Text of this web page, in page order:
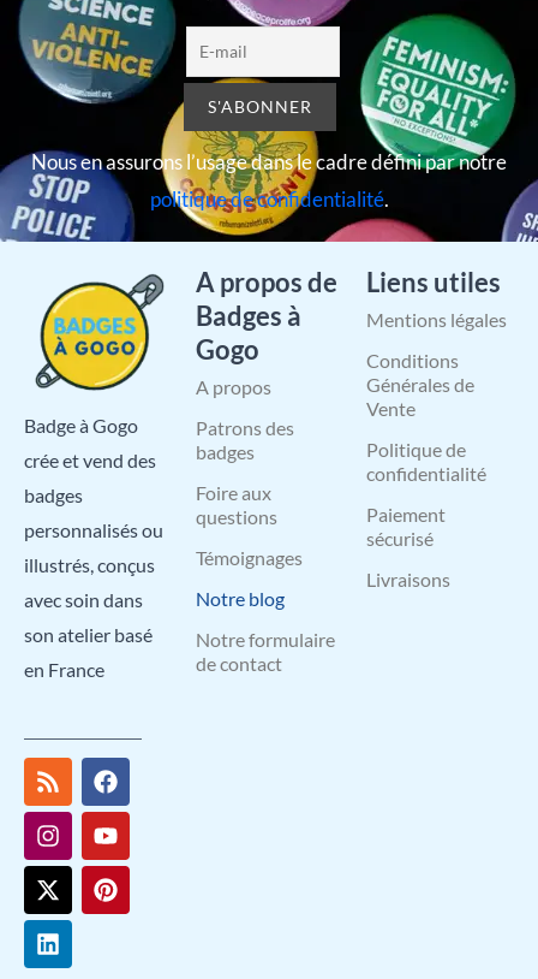
Nous en assurons l’usage dans le cadre défini par notre
politique de confidentialité.
Badge à Gogo
crée et vend des
badges
personnalisés ou
illustrés, conçus
avec soin dans
son atelier basé
en France
R
s
s
F
a
c
e
b
o
o
I
n
s
t
a
g
r
a
m
Y
o
u
t
u
b
e
X
-
t
w
i
t
t
e
r
P
i
n
t
e
r
e
L
i
n
k
e
d
i
n
A propos de
Badges à
Gogo
A propos
Patrons des
badges
Foire aux
questions
Témoignages
Notre blog
Notre formulaire
de contact
Liens utiles
Mentions légales
Conditions
Générales de
Vente
Politique de
confidentialité
Paiement
sécurisé
Livraisons